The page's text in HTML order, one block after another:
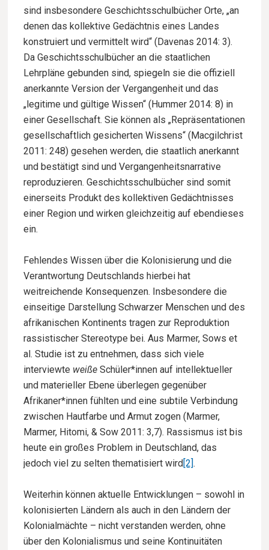
sind insbesondere Geschichtsschulbücher Orte, „an
denen das kollektive Gedächtnis eines Landes
konstruiert und vermittelt wird“ (Davenas 2014: 3).
Da Geschichtsschulbücher an die staatlichen
Lehrpläne gebunden sind, spiegeln sie die offiziell
anerkannte Version der Vergangenheit und das
„legitime und gültige Wissen“ (Hummer 2014: 8) in
einer Gesellschaft. Sie können als „Repräsentationen
gesellschaftlich gesicherten Wissens“ (Macgilchrist
2011: 248) gesehen werden, die staatlich anerkannt
und bestätigt sind und Vergangenheitsnarrative
reproduzieren. Geschichtsschulbücher sind somit
einerseits Produkt des kollektiven Gedächtnisses
einer Region und wirken gleichzeitig auf ebendieses
ein.
Fehlendes Wissen über die Kolonisierung und die
Verantwortung Deutschlands hierbei hat
weitreichende Konsequenzen. Insbesondere die
einseitige Darstellung Schwarzer Menschen und des
afrikanischen Kontinents tragen zur Reproduktion
rassistischer Stereotype bei. Aus Marmer, Sows et
al. Studie ist zu entnehmen, dass sich viele
interviewte weiße Schüler*innen auf intellektueller
und materieller Ebene überlegen gegenüber
Afrikaner*innen fühlten und eine subtile Verbindung
zwischen Hautfarbe und Armut zogen (Marmer,
Marmer, Hitomi, & Sow 2011: 3,7). Rassismus ist bis
heute ein großes Problem in Deutschland, das
jedoch viel zu selten thematisiert wird[2].
Weiterhin können aktuelle Entwicklungen – sowohl in
kolonisierten Ländern als auch in den Ländern der
Kolonialmächte – nicht verstanden werden, ohne
über den Kolonialismus und seine Kontinuitäten